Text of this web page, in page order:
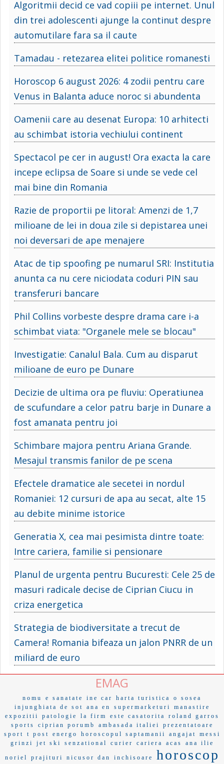
Algoritmii decid ce vad copiii pe internet. Unul
din trei adolescenti ajunge la continut despre
automutilare fara sa il caute
Tamadau - retezarea elitei politice romanesti
Horoscop 6 august 2026: 4 zodii pentru care
Venus in Balanta aduce noroc si abundenta
Oamenii care au desenat Europa: 10 arhitecti
au schimbat istoria vechiului continent
Spectacol pe cer in august! Ora exacta la care
incepe eclipsa de Soare si unde se vede cel
mai bine din Romania
Razie de proportii pe litoral: Amenzi de 1,7
milioane de lei in doua zile si depistarea unei
noi deversari de ape menajere
Atac de tip spoofing pe numarul SRI: Institutia
anunta ca nu cere niciodata coduri PIN sau
transferuri bancare
Phil Collins vorbeste despre drama care i-a
schimbat viata: "Organele mele se blocau"
Investigatie: Canalul Bala. Cum au disparut
milioane de euro pe Dunare
Decizie de ultima ora pe fluviu: Operatiunea
de scufundare a celor patru barje in Dunare a
fost amanata pentru joi
Schimbare majora pentru Ariana Grande.
Mesajul transmis fanilor de pe scena
Efectele dramatice ale secetei in nordul
Romaniei: 12 cursuri de apa au secat, alte 15
au debite minime istorice
Generatia X, cea mai pesimista dintre toate:
Intre cariera, familie si pensionare
Planul de urgenta pentru Bucuresti: Cele 25 de
masuri radicale decise de Ciprian Ciucu in
criza energetica
Strategia de biodiversitate a trecut de
Camera! Romania bifeaza un jalon PNRR de un
miliard de euro
EMAG
nomu e sanatate ine car harta turistica
o sosea
injunghiata de sot
ana en supermarketuri
manastire
expozitii
patologie la firm este casatorita
roland garros
sports
ciprian porumb ambasada italiei
prezentatoare
sport
t post energo horoscopul saptamanii angajat
messi
grinzi
jet ski senzational curier cariera acas ana ilie
noriel prajituri nicusor dan inchisoare horoscop